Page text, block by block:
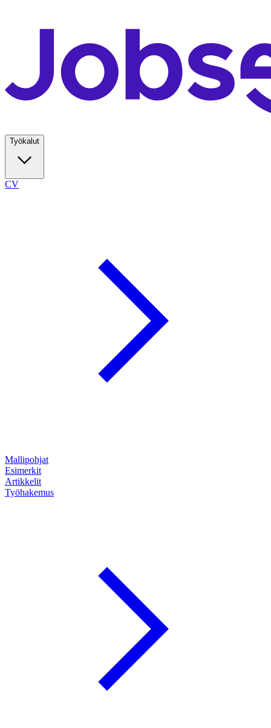
Työkalut
CV
Mallipohjat
Esimerkit
Artikkelit
Työhakemus